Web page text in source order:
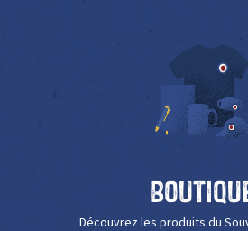
Découvrez les produits du